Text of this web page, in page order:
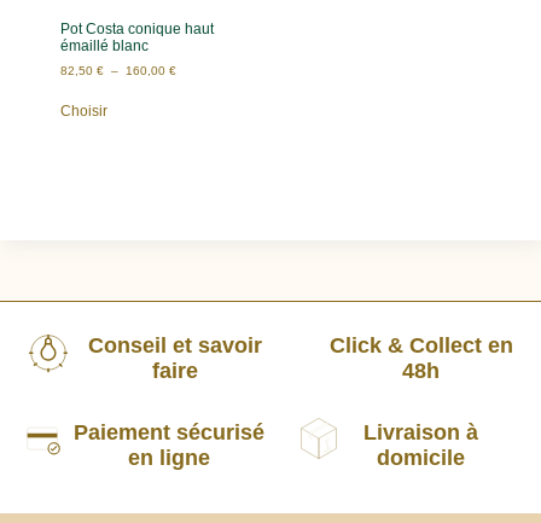
Pot Costa conique haut
émaillé blanc
82,50 € – 160,00 €
Choisir
Conseil et savoir
faire
Click & Collect en
48h
Paiement sécurisé
en ligne
Livraison à
domicile